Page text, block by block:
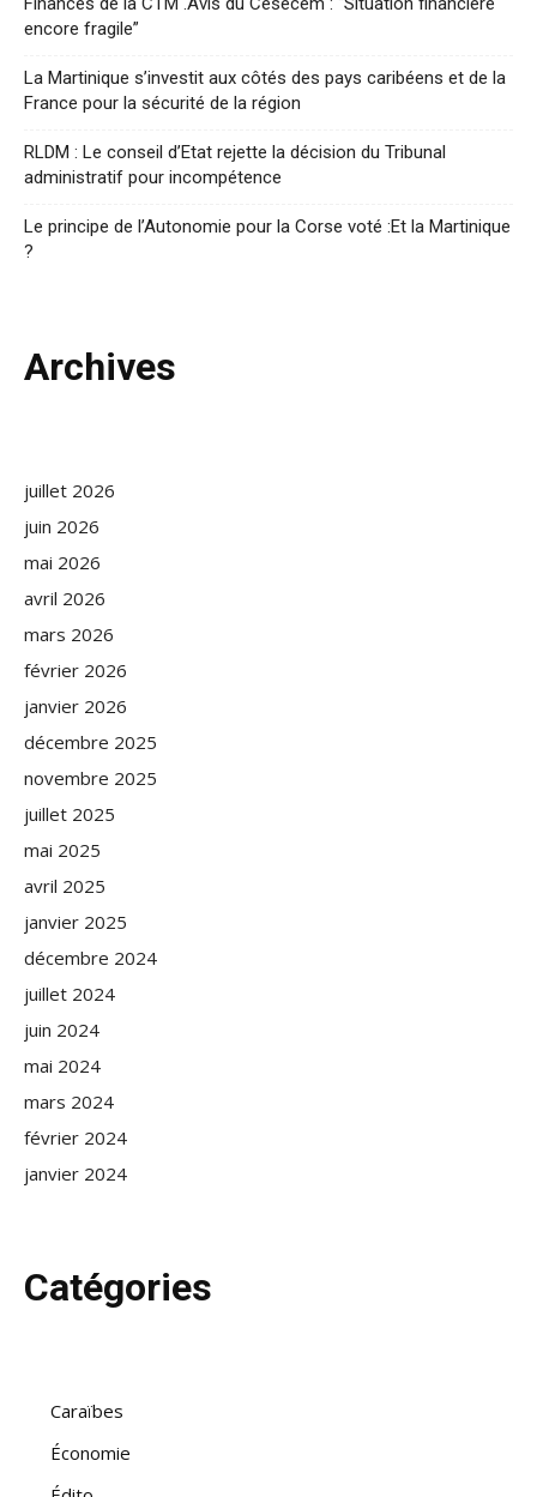
encore fragile”
La Martinique s’investit aux côtés des pays caribéens et de la
France pour la sécurité de la région
RLDM : Le conseil d’Etat rejette la décision du Tribunal
administratif pour incompétence
Le principe de l’Autonomie pour la Corse voté :Et la Martinique
?
Archives
juillet 2026
juin 2026
mai 2026
avril 2026
mars 2026
février 2026
janvier 2026
décembre 2025
novembre 2025
juillet 2025
mai 2025
avril 2025
janvier 2025
décembre 2024
juillet 2024
juin 2024
mai 2024
mars 2024
février 2024
janvier 2024
Catégories
Caraïbes
Économie